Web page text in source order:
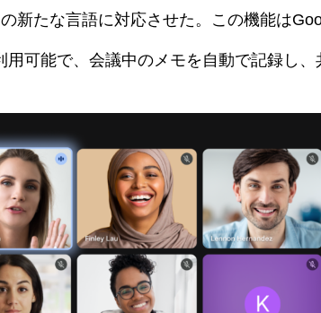
新たな言語に対応させた。この機能は
用可能で、会議中のメモを自動で記録し、